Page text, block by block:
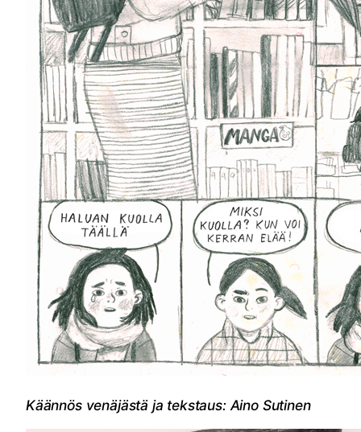
Käännös venäjästä ja tekstaus: Aino Sutinen